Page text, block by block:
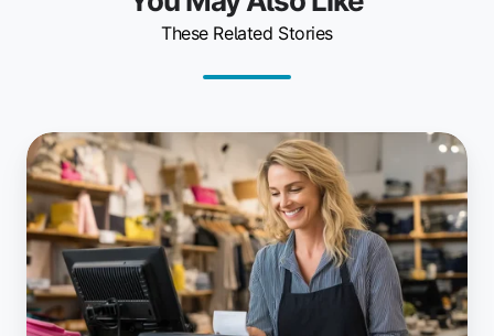
These Related Stories
O
futuro
da
impressão
em
POS:
principais
conclusões